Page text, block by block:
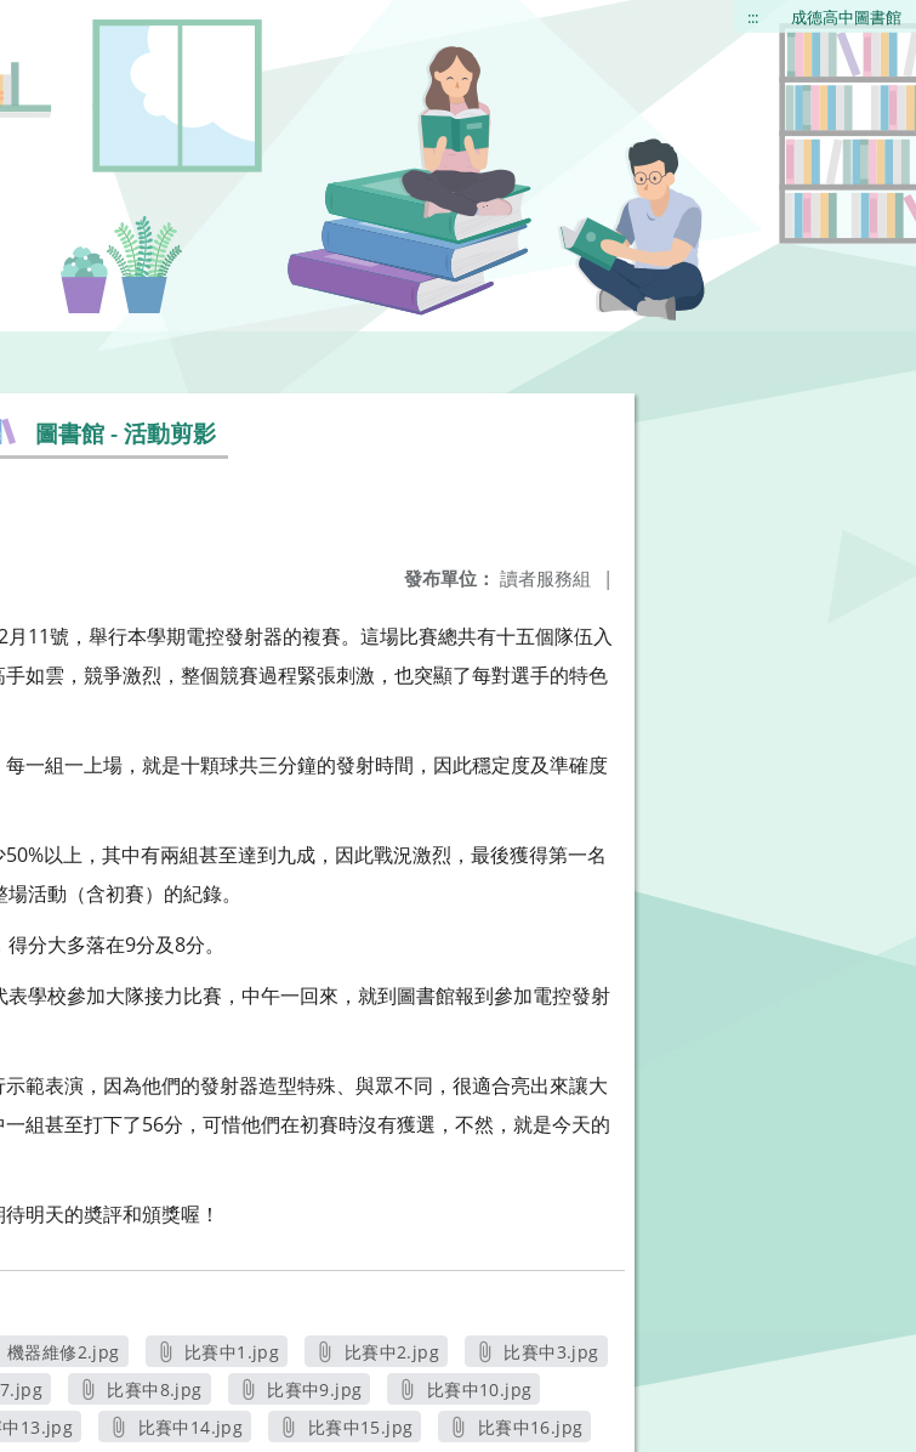
::: 成德高中圖書館
圖書館 - 活動剪影
發布單位： 讀者服務組 |
11號，舉行本學期電控發射器的複賽。這場比賽總共有十五個隊伍入
如雲，競爭激烈，整個競賽過程緊張刺激，也突顯了每對選手的特色
一組一上場，就是十顆球共三分鐘的發射時間，因此穩定度及準確度
以上，其中有兩組甚至達到九成，因此戰況激烈，最後獲得第一名
活動（含初賽）的紀錄。
分大多落在9分及8分。
學校參加大隊接力比賽，中午一回來，就到圖書館報到參加電控發射
範表演，因為他們的發射器造型特殊、與眾不同，很適合亮出來讓大
組甚至打下了56分，可惜他們在初賽時沒有獲選，不然，就是今天的
明天的奬評和頒獎喔！
機器維修2.jpg
另開新視窗
比賽中1.jpg
另開新視窗
比賽中2.jpg
另開新視窗
比賽中3.jpg
另開新視窗
新視窗
比賽中8.jpg
另開新視窗
比賽中9.jpg
另開新視窗
比賽中10.jpg
另開新視窗
中13.jpg
比賽中14.jpg
比賽中15.jpg
比賽中16.jpg